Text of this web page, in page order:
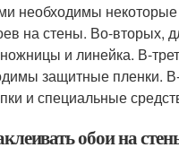
необходимы
на стены. Во-вторых,
и линейка. В-
защитные пленки.
и специальные
обои на